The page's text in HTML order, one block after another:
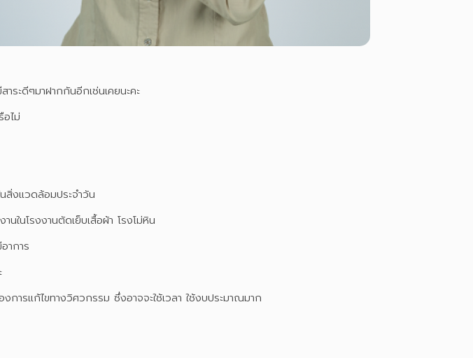
ะดีๆมาฝากกันอีกเช่นเคยนะคะ
ไม่
สิ่งแวดล้อมประจำวัน
ในโรงงานตัดเย็บเสื้อผ้า โรงโม่หิน
าการ
รแก้ไขทางวิศวกรรม ซึ่งอาจจะใช้เวลา ใช้งบประมาณมาก